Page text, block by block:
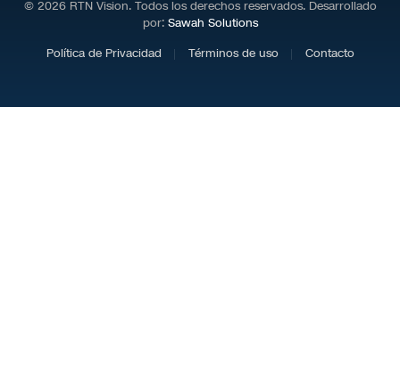
© 2026 RTN Vision. Todos los derechos reservados. Desarrollado
por: Sawah Solutions
Política de Privacidad
Términos de uso Contacto